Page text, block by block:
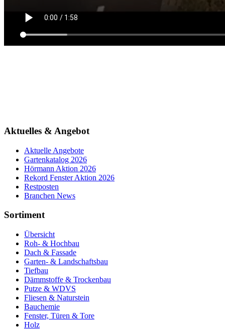
Aktuelles & Angebot
Aktuelle Angebote
Gartenkatalog 2026
Hörmann Aktion 2026
Rekord Fenster Aktion 2026
Restposten
Branchen News
Sortiment
Übersicht
Roh- & Hochbau
Dach & Fassade
Garten- & Landschaftsbau
Tiefbau
Dämmstoffe & Trockenbau
Putze & WDVS
Fliesen & Naturstein
Bauchemie
Fenster, Türen & Tore
Holz